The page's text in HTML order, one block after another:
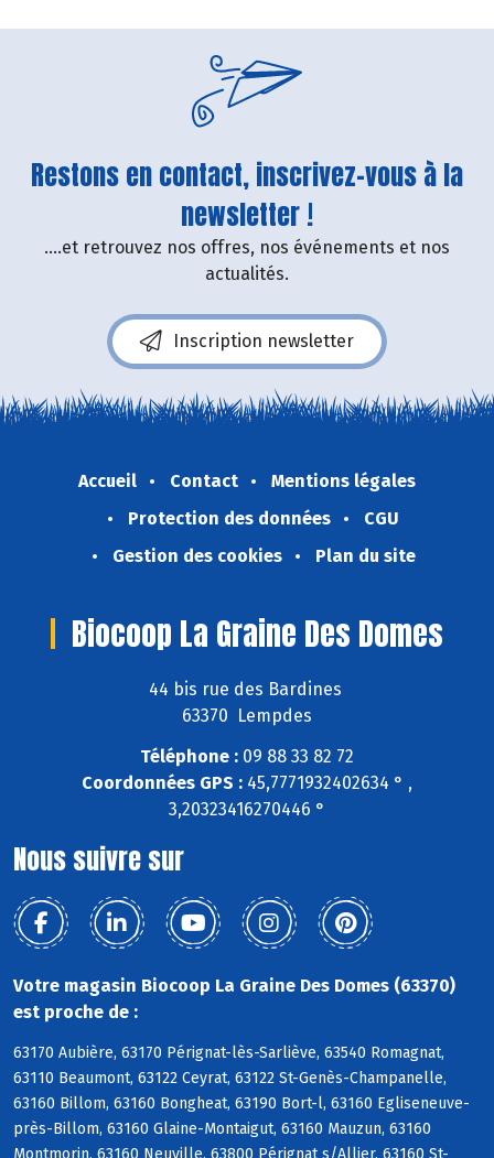
Restons en contact, inscrivez-vous à la
newsletter !
....et retrouvez nos offres, nos événements et nos
actualités.
Inscription newsletter
Accueil Contact
Mentions légales
Protection des données
CGU
Gestion des cookies
Plan du site
Biocoop La Graine Des Domes
44 bis rue des Bardines
63370 Lempdes
Téléphone : 09 88 33 82 72
Coordonnées GPS : 45,7771932402634 ° ,
3,20323416270446 °
Nous suivre sur
Votre magasin Biocoop La Graine Des Domes (63370)
est proche de :
63170 Aubière, 63170 Pérignat-lès-Sarliève, 63540 Romagnat,
63110 Beaumont, 63122 Ceyrat, 63122 St-Genès-Champanelle,
63160 Billom, 63160 Bongheat, 63190 Bort-l, 63160 Egliseneuve-
près-Billom, 63160 Glaine-Montaigut, 63160 Mauzun, 63160
Montmorin, 63160 Neuville, 63800 Pérignat s/Allier, 63160 St-